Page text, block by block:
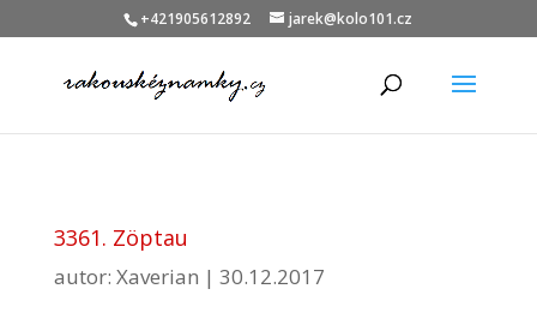
+421905612892 jarek@kolo101.cz
3361. Zöptau
autor: Xaverian | 30.12.2017